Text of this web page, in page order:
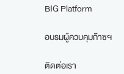
BIG Platform
อบรมผู้ควบคุมก๊าซฯ
ติดต่อเรา